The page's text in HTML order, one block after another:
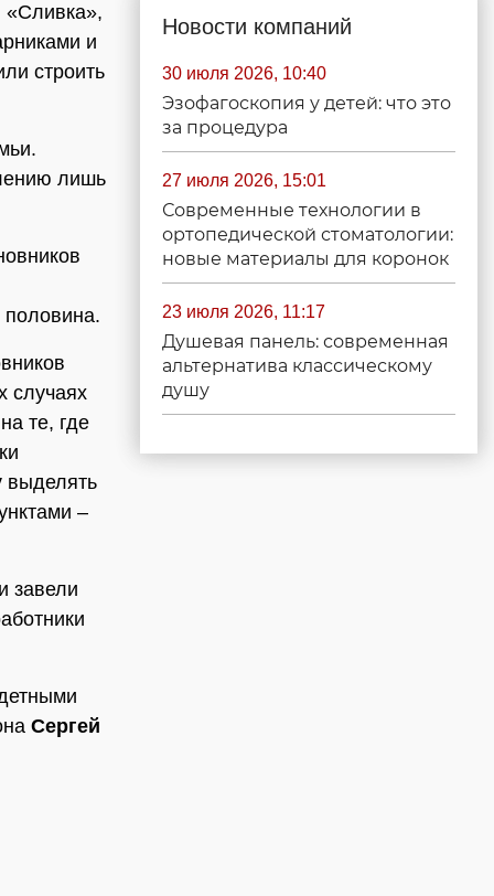
«Сливка»,
и
строить
лишь
половина.
случаях
те, где
выделять
–
завели
Сергей
Новости компаний
30 июля 2026, 10:40
Эзофагоскопия у детей: что это
за процедура
27 июля 2026, 15:01
Современные технологии в
ортопедической стоматологии:
новые материалы для коронок
23 июля 2026, 11:17
Душевая панель: современная
альтернатива классическому
душу